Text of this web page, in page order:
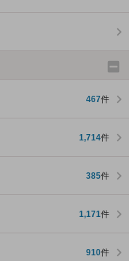
467件
1,714件
385件
1,171件
910件